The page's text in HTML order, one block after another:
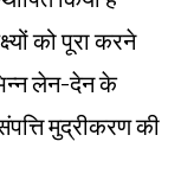
को पूरा करने
लेन-देन के
मुद्रीकरण की